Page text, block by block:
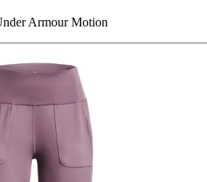
Armour Motion